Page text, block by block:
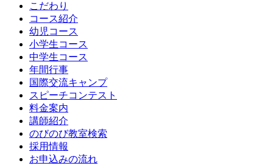
こだわり
コース紹介
幼児コース
小学生コース
中学生コース
年間行事
国際交流キャンプ
スピーチコンテスト
料金案内
講師紹介
のびのび教室検索
採用情報
お申込みの流れ